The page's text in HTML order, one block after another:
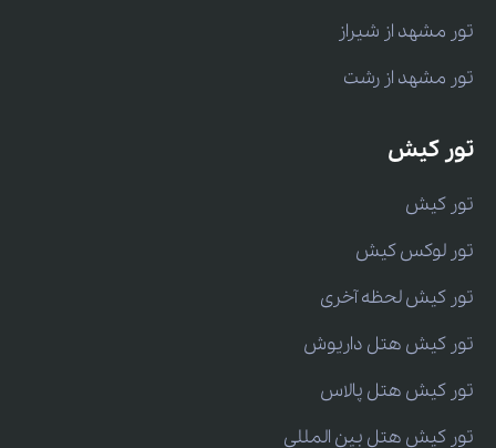
تور مشهد از شیراز
تور مشهد از رشت
تور کیش
تور کیش
تور لوکس کیش
تور کیش لحظه آخری
تور کیش هتل داریوش
تور کیش هتل پالاس
تور کیش هتل بین المللی